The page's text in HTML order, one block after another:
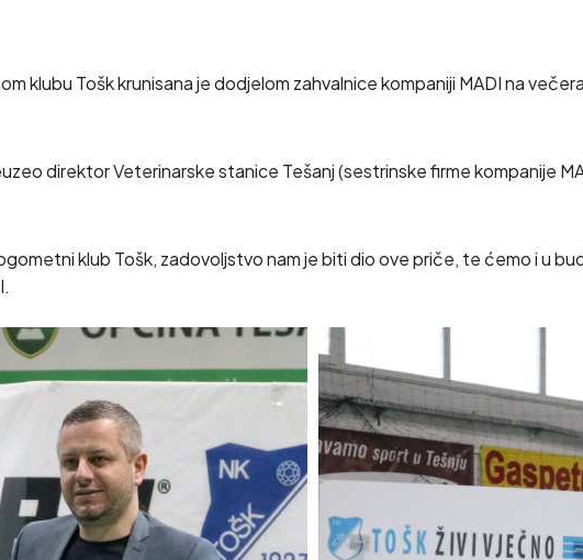
klubu Tošk krunisana je dodjelom zahvalnice kompaniji MADI na
direktor Veterinarske stanice Tešanj (sestrinske firme kompanije
klub Tošk, zadovoljstvo nam je biti dio ove priče, te ćemo i u